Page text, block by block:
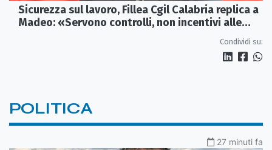
Sicurezza sul lavoro, Fillea Cgil Calabria replica a
Madeo: «Servono controlli, non incentivi alle
Condividi su:
POLITICA
27 minuti fa